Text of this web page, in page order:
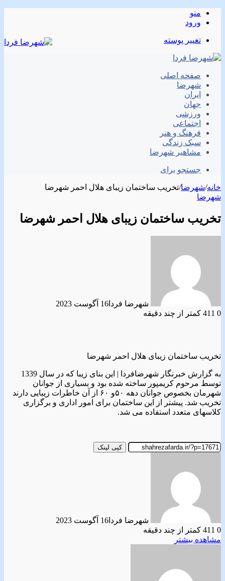
منو
ورود
تغییر پوسته
صفحه اصلی
شهرضا
ایران
جهان
ورزشی
اجتماعی
فرهنگ و هنر
سبک زندگی
مشاهیر شهرضا
جستجو برای
خانه/شهرضا/تخریب ساختمان زیبای هلال احمر شهرضا
شهرضا
تخریب ساختمان زیبای هلال احمر شهرضا
شهرضا فردا 16 آگوست 2023
0
کمتر از چند دقیقه
تخریب ساختمان زیبای هلال احمر شهرضا
به گزارش خبرنگار شهرضافردا | این بنای زیبا که در سال 1339
توسط مرحوم کریمپور ساخته شده بود و بسیاری از جوانان
شهرمان بخصوص جوانان دهه ۵۰و ۶۰ از آن خاطرات زیبایی دارند
تخریب شد. پیشتر از این ساختمان برای امور اداری و برگزاری
کلاسهای متعدد استفاده می شد.
کپی لینک
شهرضا فردا 16 آگوست 2023
0
کمتر از چند دقیقه
مشاهده بیشتر